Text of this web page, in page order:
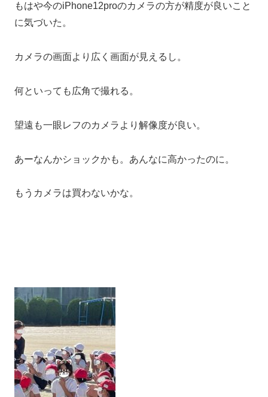
もはや今のiPhone12proのカメラの方が精度が良いこと
に気づいた。
カメラの画面より広く画面が見えるし。
何といっても広角で撮れる。
望遠も一眼レフのカメラより解像度が良い。
あーなんかショックかも。あんなに高かったのに。
もうカメラは買わないかな。